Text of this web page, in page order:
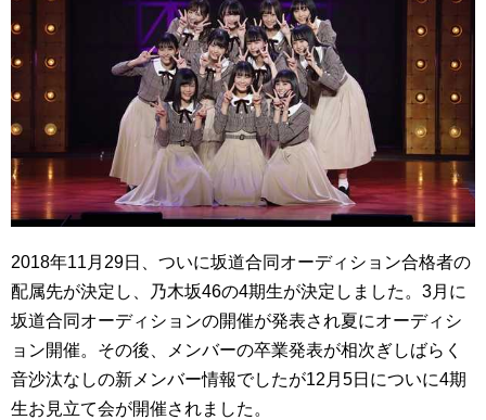
2018年11月29日、ついに坂道合同オーディション合格者の
配属先が決定し、乃木坂46の4期生が決定しました。3月に
坂道合同オーディションの開催が発表され夏にオーディシ
ョン開催。その後、メンバーの卒業発表が相次ぎしばらく
音沙汰なしの新メンバー情報でしたが12月5日についに4期
生お見立て会が開催されました。